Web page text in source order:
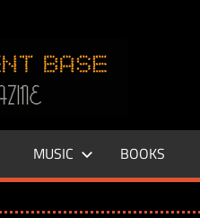
–
LIFE
MUSIC BOOKS